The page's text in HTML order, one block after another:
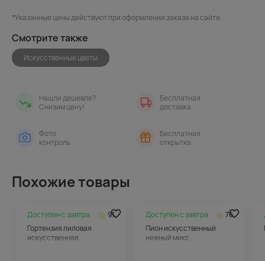
*Указанные цены действуют при оформлении заказа на сайте.
Смотрите также
Искусственные цветы
Нашли дешевле?
Снизим цену!
Бесплатная
доставка
Фото
контроль
Бесплатная
открытка
Похожие товары
Доступен сзавтра
91
Гортензия лиловая
искусственная
Доступен сзавтра
76
Пион искусственный
нежный микс